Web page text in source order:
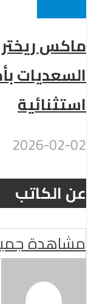
ماكس ريختر
السعديات
استثنائية
2026-02-02
عن الكاتب
مشاهدة